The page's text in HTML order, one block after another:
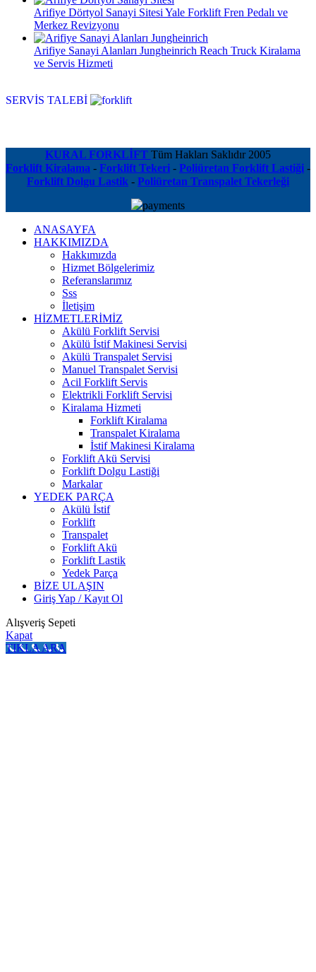
Arifiye Dörtyol Sanayi Sitesi Yale Forklift Fren Pedalı ve
Merkez Revizyonu
Arifiye Sanayi Alanları Jungheinrich Reach Truck Kiralama
ve Servis Hizmeti
SERVİS TALEBİ
KURAL FORKLİFT Tüm Hakları Saklıdır 2005
Forklift Kiralama - Forklift Tekeri - Poliüretan Forklift Lastiği -
Forklift Dolgu Lastik - Poliüretan Transpalet Tekerleği
ANASAYFA
HAKKIMIZDA
Hakkımızda
Hizmet Bölgelerimiz
Referanslarımız
Sss
İletişim
HİZMETLERİMİZ
Akülü Forklift Servisi
Akülü İstif Makinesi Servisi
Akülü Transpalet Servisi
Manuel Transpalet Servisi
Acil Forklift Servis
Elektrikli Forklift Servisi
Kiralama Hizmeti
Forklift Kiralama
Transpalet Kiralama
İstif Makinesi Kiralama
Forklift Akü Servisi
Forklift Dolgu Lastiği
Markalar
YEDEK PARÇA
Akülü İstif
Forklift
Transpalet
Forklift Akü
Forklift Lastik
Yedek Parça
BİZE ULAŞIN
Giriş Yap / Kayıt Ol
Alışveriş Sepeti
Kapat
TIKLA ARA